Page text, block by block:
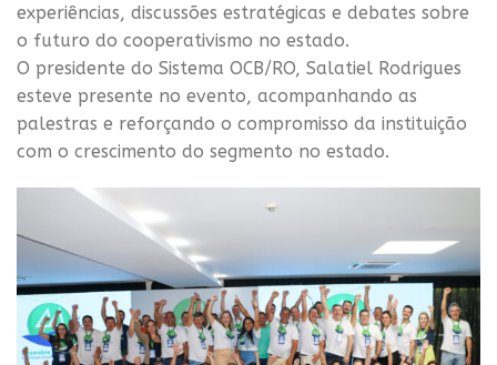
experiências, discussões estratégicas e debates sobre
o futuro do cooperativismo no estado.
O presidente do Sistema OCB/RO, Salatiel Rodrigues
esteve presente no evento, acompanhando as
palestras e reforçando o compromisso da instituição
com o crescimento do segmento no estado.